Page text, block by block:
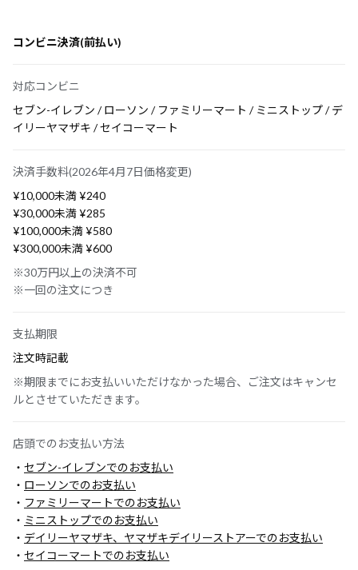
コンビニ決済(前払い)
対応コンビニ
セブン-イレブン / ローソン / ファミリーマート / ミニストップ / デ
イリーヤマザキ / セイコーマート
決済手数料(2026年4月7日価格変更)
¥10,000未満 ¥240
¥30,000未満 ¥285
¥100,000未満 ¥580
¥300,000未満 ¥600
※30万円以上の決済不可
※一回の注文につき
支払期限
注文時記載
※期限までにお支払いいただけなかった場合、ご注文はキャンセ
ルとさせていただきます。
店頭でのお支払い方法
・ セブン-イレブンでのお支払い
・ ローソンでのお支払い
・ ファミリーマートでのお支払い
・ ミニストップでのお支払い
・ デイリーヤマザキ、ヤマザキデイリーストアーでのお支払い
・ セイコーマートでのお支払い